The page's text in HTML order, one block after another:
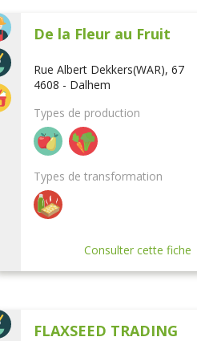
De la Fleur au Fruit
Rue Albert Dekkers(WAR), 67
4608 - Dalhem
Types de production
Types de transformation
Consulter cette fiche
FLAXSEED TRADING